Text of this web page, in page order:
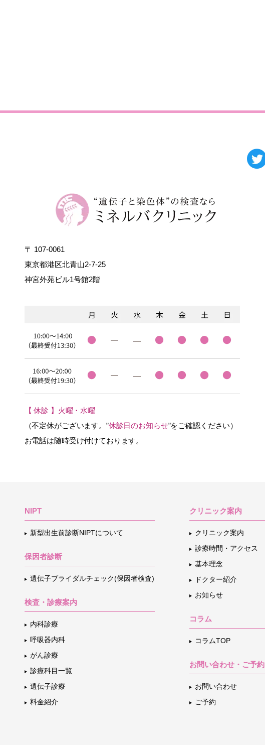
〒 107-0061
東京都港区北青山2-7-25
神宮外苑ビル1号館2階
【 休診 】火曜・水曜
（不定休がございます。”休診日のお知らせ”をご確認ください）
お電話は随時受け付けております。
NIPT
新型出生前診断NIPTについて
保因者診断
遺伝子ブライダルチェック(保因者検査)
検査・診療案内
内科診療
呼吸器内科
がん診療
診療科目一覧
遺伝子診療
料金紹介
クリニック案内
クリニック案内
診療時間・アクセス
基本理念
ドクター紹介
お知らせ
コラム
コラムTOP
お問い合わせ・ご予約
お問い合わせ
ご予約